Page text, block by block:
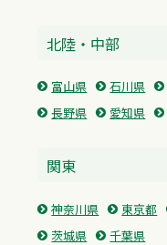
北陸・中部
富山県 石川県
長野県
愛知県
関東
神奈川県 東京都
茨城県
千葉県